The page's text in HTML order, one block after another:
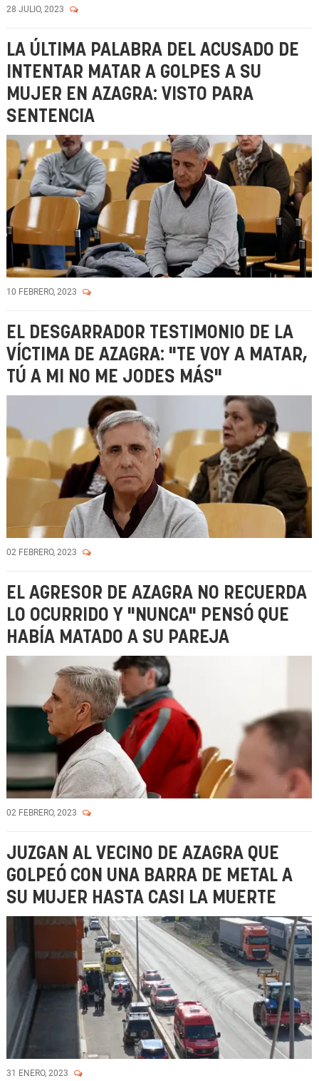
28 JULIO, 2023
LA ÚLTIMA PALABRA DEL ACUSADO DE
INTENTAR MATAR A GOLPES A SU
MUJER EN AZAGRA: VISTO PARA
SENTENCIA
10 FEBRERO, 2023
EL DESGARRADOR TESTIMONIO DE LA
VÍCTIMA DE AZAGRA: "TE VOY A MATAR,
TÚ A MI NO ME JODES MÁS"
02 FEBRERO, 2023
EL AGRESOR DE AZAGRA NO RECUERDA
LO OCURRIDO Y "NUNCA" PENSÓ QUE
HABÍA MATADO A SU PAREJA
02 FEBRERO, 2023
JUZGAN AL VECINO DE AZAGRA QUE
GOLPEÓ CON UNA BARRA DE METAL A
SU MUJER HASTA CASI LA MUERTE
31 ENERO, 2023